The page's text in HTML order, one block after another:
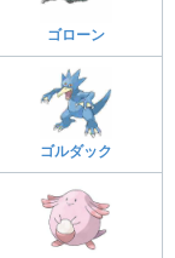
ゴローン
ゴルダック